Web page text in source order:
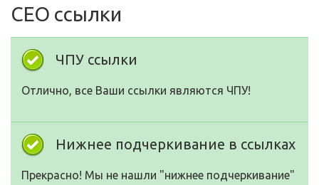
СЕО ссылки
ЧПУ ссылки
Отлично, все Ваши ссылки являются ЧПУ!
Нижнее подчеркивание в ссылках
Прекрасно! Мы не нашли "нижнее подчеркивание"